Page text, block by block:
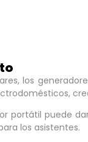
los
portátil puede
los asistentes.